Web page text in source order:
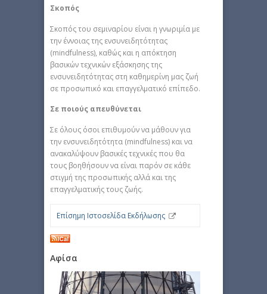
Σκοπός
Σκοπός του σεμιναρίου είναι η γνωριμία με
την έννοιας της ενσυνειδητότητας
(mindfulness), καθώς και η απόκτηση
βασικών τεχνικών εξάσκησης της
ενσυνειδητότητας στη καθημερίνη μας ζωή
σε προσωπικό και επαγγελματικό επίπεδο.
Σε ποιούς απευθύνεται
Σε όλους όσοι επιθυμούν να μάθουν για
την ενσυνειδητότητα (mindfulness) και να
ανακαλύψουν βασικές τεχνικές που θα
τους βοηθήσουν να είναι παρόν σε κάθε
στιγμή της προσωπικής αλλά και της
επαγγελματικής τους ζωής.
Επίσημη Ιστοσελίδα Εκδήλωσης
Αφίσα